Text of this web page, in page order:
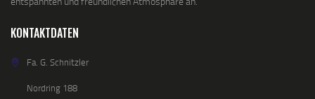
KONTAKTDATEN
Fa. G. Schnitzler
Nordring 188